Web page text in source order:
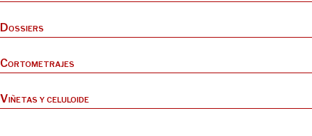
Dossiers
Cortometrajes
Viñetas y celuloide